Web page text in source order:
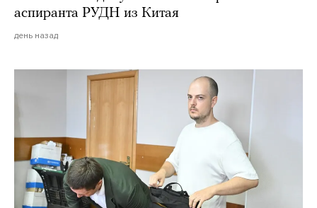
аспиранта РУДН из Китая
день назад